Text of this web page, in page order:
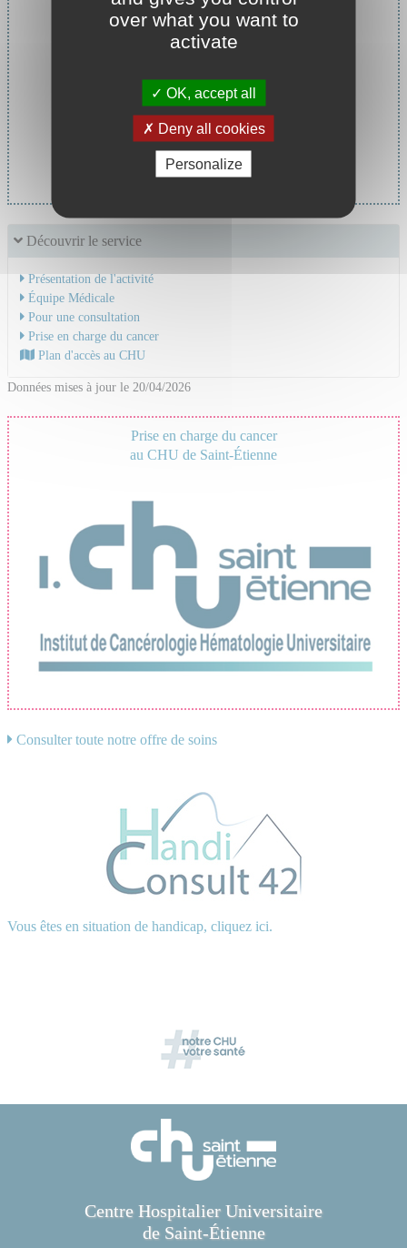
Chef de service :
Pr MORNEX Jean-François
Découvrir le service
Présentation de l'activité
Équipe Médicale
Pour une consultation
Prise en charge du cancer
Plan d'accès au CHU
Données mises à jour le 20/04/2026
Prise en charge du cancer
au CHU de Saint-Étienne
Consulter toute notre offre de soins
Vous êtes en situation de handicap, cliquez ici.
Centre Hospitalier Universitaire
de Saint-Étienne
over what you want to
activate
OK, accept all
Deny all cookies
Personalize